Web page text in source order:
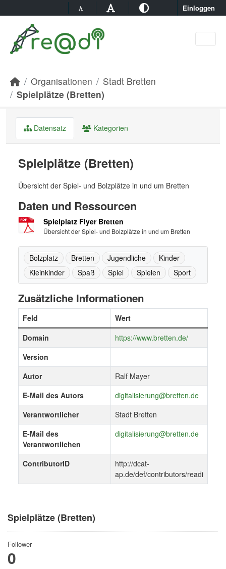
Einloggen
Organisationen
Stadt Bretten
Spielplätze (Bretten)
Spielplätze (Bretten)
Follower
0
Datensatz Kategorien
Spielplätze (Bretten)
Übersicht der Spiel- und Bolzplätze in und um Bretten
Daten und Ressourcen
Spielplatz Flyer Bretten
Übersicht der Spiel- und Bolzplätze in und um Bretten
Bolzplatz Bretten Jugendliche
Kinder
Kleinkinder
Spaß Spiel Spielen Sport
Zusätzliche Informationen
Feld
Wert
Domain
https://www.bretten.de/
Version
Autor
Ralf Mayer
E-Mail des Autors
digitalisierung@bretten.de
Verantwortlicher
Stadt Bretten
E-Mail des
Verantwortlichen
digitalisierung@bretten.de
ContributorID
http://dcat-
ap.de/def/contributors/readi